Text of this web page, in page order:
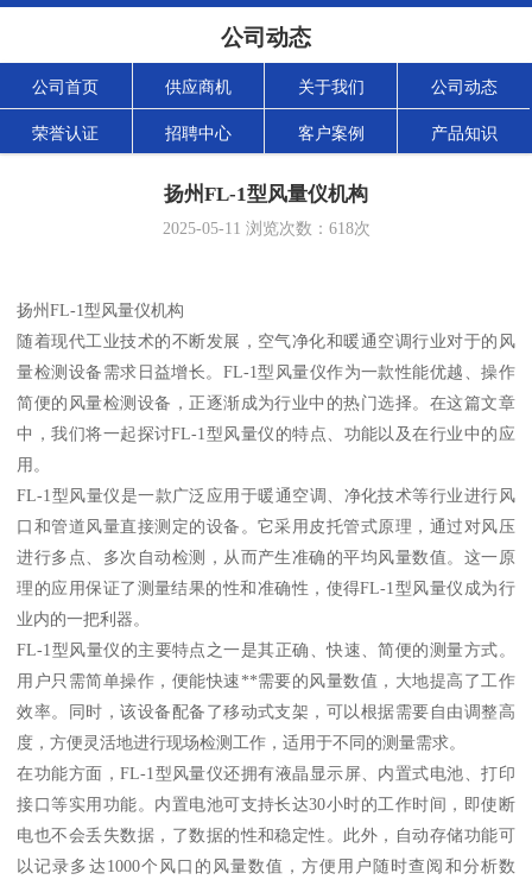
公司动态
公司首页 供应商机 关于我们 公司动态
荣誉认证 招聘中心 客户案例 产品知识
扬州FL-1型风量仪机构
2025-05-11 浏览次数： 618次
扬州FL-1型风量仪机构
随着现代工业技术的不断发展，空气净化和暖通空调行业对于的风
量检测设备需求日益增长。FL-1型风量仪作为一款性能优越、操作
简便的风量检测设备，正逐渐成为行业中的热门选择。在这篇文章
中，我们将一起探讨FL-1型风量仪的特点、功能以及在行业中的应
用。
FL-1型风量仪是一款广泛应用于暖通空调、净化技术等行业进行风
口和管道风量直接测定的设备。它采用皮托管式原理，通过对风压
进行多点、多次自动检测，从而产生准确的平均风量数值。这一原
理的应用保证了测量结果的性和准确性，使得FL-1型风量仪成为行
业内的一把利器。
FL-1型风量仪的主要特点之一是其正确、快速、简便的测量方式。
用户只需简单操作，便能快速**需要的风量数值，大地提高了工作
效率。同时，该设备配备了移动式支架，可以根据需要自由调整高
度，方便灵活地进行现场检测工作，适用于不同的测量需求。
在功能方面，FL-1型风量仪还拥有液晶显示屏、内置式电池、打印
接口等实用功能。内置电池可支持长达30小时的工作时间，即使断
电也不会丢失数据，了数据的性和稳定性。此外，自动存储功能可
以记录多达1000个风口的风量数值，方便用户随时查阅和分析数